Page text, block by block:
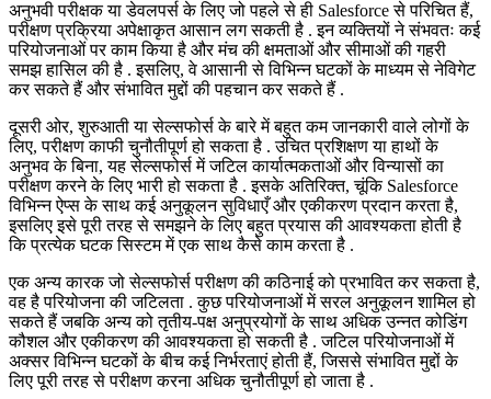
अनुभवी परीक्षक या डेवलपर्स के लिए जो पहले से ही Salesforce से परिचित हैं,
परीक्षण प्रक्रिया अपेक्षाकृत आसान लग सकती है . इन व्यक्तियों ने संभवतः कई
परियोजनाओं पर काम किया है और मंच की क्षमताओं और सीमाओं की गहरी
समझ हासिल की है . इसलिए, वे आसानी से विभिन्न घटकों के माध्यम से नेविगेट
कर सकते हैं और संभावित मुद्दों की पहचान कर सकते हैं .
दूसरी ओर, शुरुआती या सेल्सफोर्स के बारे में बहुत कम जानकारी वाले लोगों के
लिए, परीक्षण काफी चुनौतीपूर्ण हो सकता है . उचित प्रशिक्षण या हाथों के
अनुभव के बिना, यह सेल्सफोर्स में जटिल कार्यात्मकताओं और विन्यासों का
परीक्षण करने के लिए भारी हो सकता है . इसके अतिरिक्त, चूंकि Salesforce
विभिन्न ऐप्स के साथ कई अनुकूलन सुविधाएँ और एकीकरण प्रदान करता है,
इसलिए इसे पूरी तरह से समझने के लिए बहुत प्रयास की आवश्यकता होती है
कि प्रत्येक घटक सिस्टम में एक साथ कैसे काम करता है .
एक अन्य कारक जो सेल्सफोर्स परीक्षण की कठिनाई को प्रभावित कर सकता है,
वह है परियोजना की जटिलता . कुछ परियोजनाओं में सरल अनुकूलन शामिल हो
सकते हैं जबकि अन्य को तृतीय-पक्ष अनुप्रयोगों के साथ अधिक उन्नत कोडिंग
कौशल और एकीकरण की आवश्यकता हो सकती है . जटिल परियोजनाओं में
अक्सर विभिन्न घटकों के बीच कई निर्भरताएं होती हैं, जिससे संभावित मुद्दों के
लिए पूरी तरह से परीक्षण करना अधिक चुनौतीपूर्ण हो जाता है .